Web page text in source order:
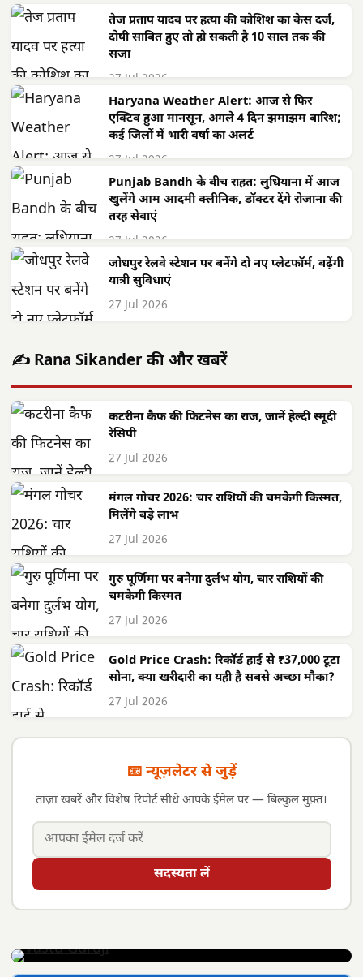
तेज प्रताप यादव पर हत्या की कोशिश का केस दर्ज,
दोषी साबित हुए तो हो सकती है 10 साल तक की
सजा
27 Jul 2026
Haryana Weather Alert: आज से फिर
एक्टिव हुआ मानसून, अगले 4 दिन झमाझम बारिश;
कई जिलों में भारी वर्षा का अलर्ट
27 Jul 2026
Punjab Bandh के बीच राहत: लुधियाना में आज
खुलेंगे आम आदमी क्लीनिक, डॉक्टर देंगे रोजाना की
तरह सेवाएं
27 Jul 2026
जोधपुर रेलवे स्टेशन पर बनेंगे दो नए प्लेटफॉर्म, बढ़ेंगी
यात्री सुविधाएं
27 Jul 2026
✍️ Rana Sikander की और खबरें
कटरीना कैफ की फिटनेस का राज, जानें हेल्दी स्मूदी
रेसिपी
27 Jul 2026
मंगल गोचर 2026: चार राशियों की चमकेगी किस्मत,
मिलेंगे बड़े लाभ
27 Jul 2026
गुरु पूर्णिमा पर बनेगा दुर्लभ योग, चार राशियों की
चमकेगी किस्मत
27 Jul 2026
Gold Price Crash: रिकॉर्ड हाई से ₹37,000 टूटा
सोना, क्या खरीदारी का यही है सबसे अच्छा मौका?
27 Jul 2026
📧 न्यूज़लेटर से जुड़ें
ताज़ा खबरें और विशेष रिपोर्ट सीधे आपके ईमेल पर — बिल्कुल मुफ़्त।
सदस्यता लें